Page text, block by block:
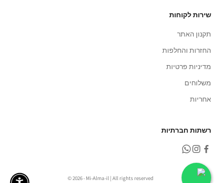
שירות לקוחות
תקנון האתר
החזרות והחלפות
מדיניות פרטיות
משלוחים
אחריות
רשתות חברתיות
© 2026 - Mi-Alma-il | All rights reserved